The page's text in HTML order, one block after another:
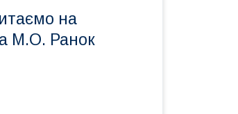
на
М.О. Ранок